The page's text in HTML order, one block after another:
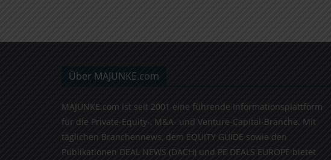
Über MAJUNKE.com
MAJUNKE.com ist seit 2001 eine führende Informationsplattform
für die Private-Equity-, M&A- und Venture-Capital-Branche. Mit
täglichen Branchennews, dem EQUITY GUIDE sowie den
Publikationen DEAL NEWS (DACH) und PE DEALS EUROPE bietet